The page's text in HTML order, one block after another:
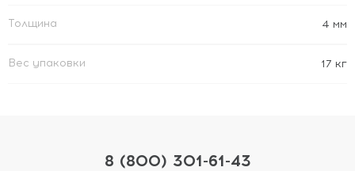
Толщина 4 мм
Вес упаковки 17 кг
8 (800) 301-61-43